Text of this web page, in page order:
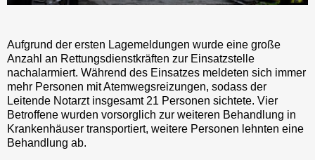
Aufgrund der ersten Lagemeldungen wurde eine große
Anzahl an Rettungsdienstkräften zur Einsatzstelle
nachalarmiert. Während des Einsatzes meldeten sich immer
mehr Personen mit Atemwegsreizungen, sodass der
Leitende Notarzt insgesamt 21 Personen sichtete. Vier
Betroffene wurden vorsorglich zur weiteren Behandlung in
Krankenhäuser transportiert, weitere Personen lehnten eine
Behandlung ab.